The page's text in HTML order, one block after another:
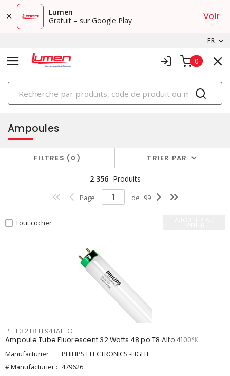
Lumen
Gratuit – sur Google Play
Voir
FR
0
PRODUITS
éclairage
Ampoules
FILTRES 0 TRIER PAR
2 356 Produits
Page de 99
Tout cocher
PHIF32T8TL941ALTO
Ampoule Tube Fluorescent 32 Watts 48 po T8 Alto 4100°K
Manufacturier :
PHILIPS ELECTRONICS -LIGHT
# Manufacturier : 479626